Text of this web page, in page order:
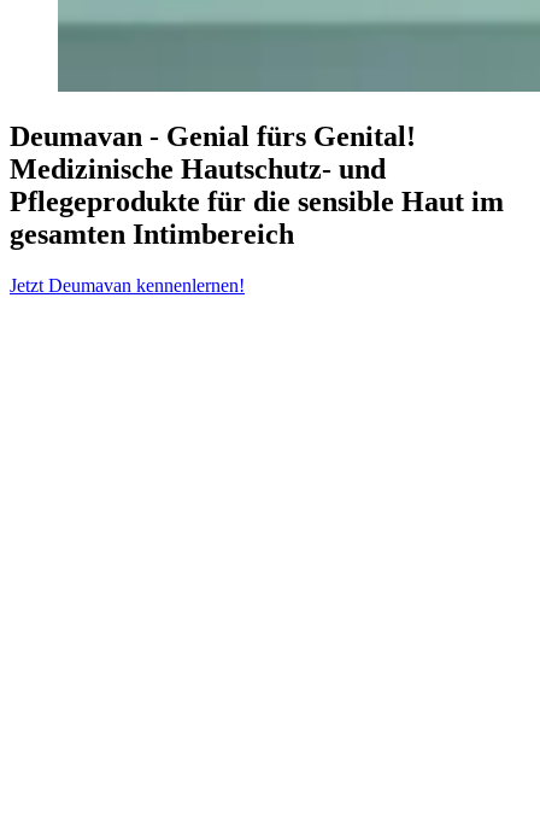
Deumavan - Genial fürs Genital!
Medizinische Hautschutz- und
Pflegeprodukte für die sensible Haut im
gesamten Intimbereich
Jetzt Deumavan kennenlernen!